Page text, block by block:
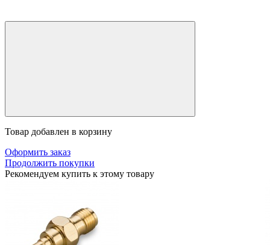
Товар добавлен в корзину
Оформить заказ
Продолжить покупки
Рекомендуем купить к этому товару